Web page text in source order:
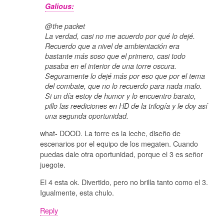
Galious:
@the packet
La verdad, casi no me acuerdo por qué lo dejé.
Recuerdo que a nivel de ambientación era
bastante más soso que el primero, casi todo
pasaba en el interior de una torre oscura.
Seguramente lo dejé más por eso que por el tema
del combate, que no lo recuerdo para nada malo.
Si un día estoy de humor y lo encuentro barato,
pillo las reediciones en HD de la trilogía y le doy así
una segunda oportunidad.
what- DOOD. La torre es la leche, diseño de
escenarios por el equipo de los megaten. Cuando
puedas dale otra oportunidad, porque el 3 es señor
juegote.
El 4 esta ok. Divertido, pero no brilla tanto como el 3.
Igualmente, esta chulo.
Reply